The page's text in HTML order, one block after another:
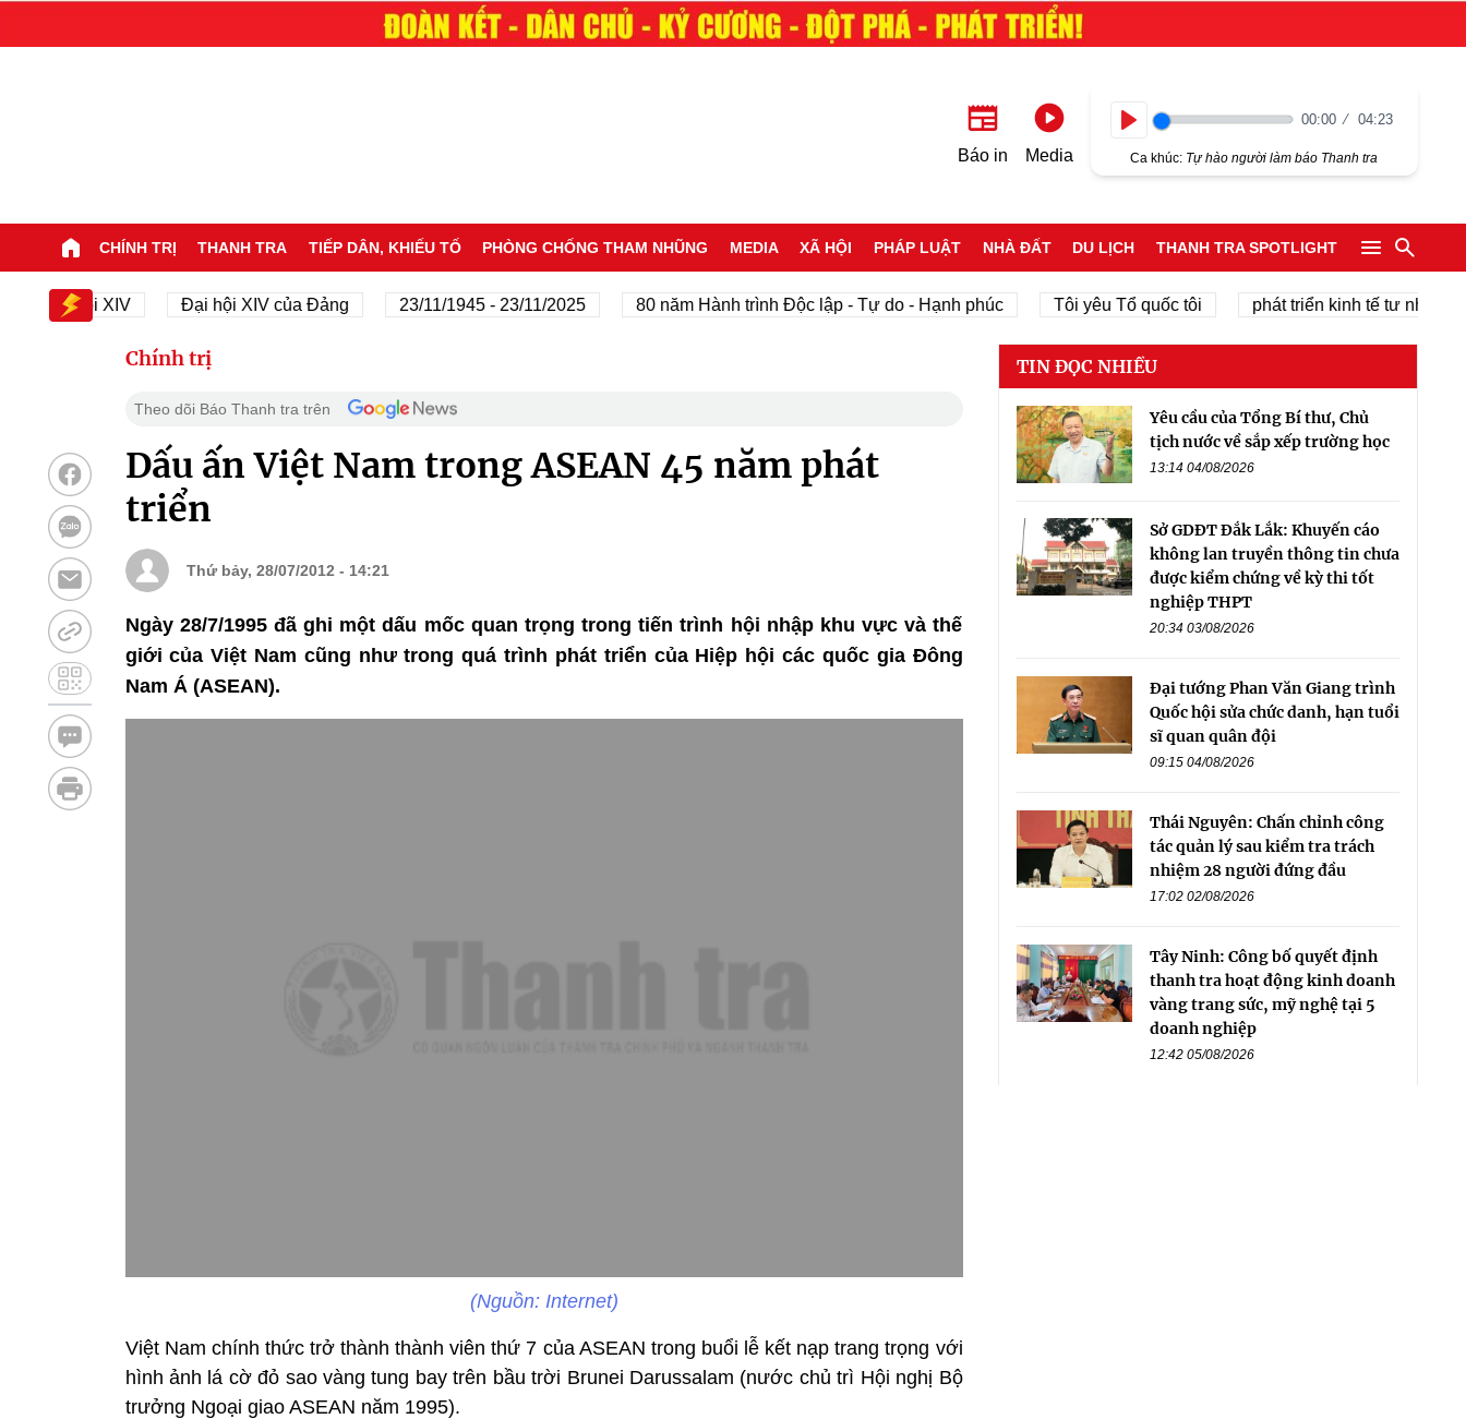
Báo in Media
00:00 04:23
Ca khúc: Tự hào người làm báo Thanh tra
CHÍNH TRỊ THANH TRA TIẾP DÂN, KHIẾU TỐ PHÒNG CHỐNG THAM NHŨNG MEDIA XÃ HỘI PHÁP LUẬT NHÀ ĐẤT DU LỊCH THANH TRA SPOTLIGHT
Đại hội XIV Đại hội XIV của Đảng 23/11/1945 - 23/11/2025 80 năm Hành trình Độc lập - Tự do - Hạnh phúc Tôi yêu Tổ quốc tôi phát triển kinh tế tư nhân
Chính trị
Theo dõi Báo Thanh tra trên
Dấu ấn Việt Nam trong ASEAN 45 năm phát
triển
Thứ bảy, 28/07/2012 - 14:21
Ngày 28/7/1995 đã ghi một dấu mốc quan trọng trong tiến trình hội nhập khu vực và thế
giới của Việt Nam cũng như trong quá trình phát triển của Hiệp hội các quốc gia Đông
Nam Á (ASEAN).
(Nguồn: Internet)
Việt Nam chính thức trở thành thành viên thứ 7 của ASEAN trong buổi lễ kết nạp trang trọng với
hình ảnh lá cờ đỏ sao vàng tung bay trên bầu trời Brunei Darussalam (nước chủ trì Hội nghị Bộ
trưởng Ngoại giao ASEAN năm 1995).
TIN ĐỌC NHIỀU
Yêu cầu của Tổng Bí thư, Chủ
tịch nước về sắp xếp trường học
13:14 04/08/2026
Sở GDĐT Đắk Lắk: Khuyến cáo
không lan truyền thông tin chưa
được kiểm chứng về kỳ thi tốt
nghiệp THPT
20:34 03/08/2026
Đại tướng Phan Văn Giang trình
Quốc hội sửa chức danh, hạn tuổi
sĩ quan quân đội
09:15 04/08/2026
Thái Nguyên: Chấn chỉnh công
tác quản lý sau kiểm tra trách
nhiệm 28 người đứng đầu
17:02 02/08/2026
Tây Ninh: Công bố quyết định
thanh tra hoạt động kinh doanh
vàng trang sức, mỹ nghệ tại 5
doanh nghiệp
12:42 05/08/2026